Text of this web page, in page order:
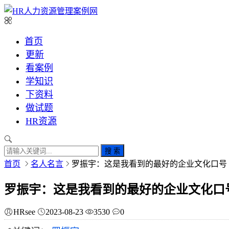
首页
更新
看案例
学知识
下资料
做试题
HR资源
搜 索
首页 名人名言 罗振宇：这是我看到的最好的企业文化口号
罗振宇：这是我看到的最好的企业文化口
HRsee 2023-08-23 3530 0